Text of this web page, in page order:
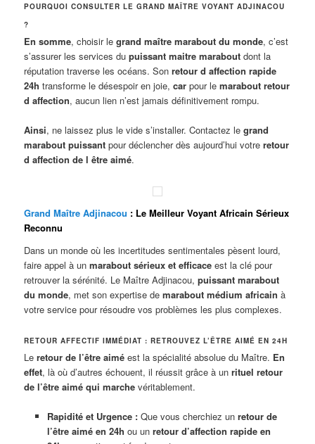
POURQUOI CONSULTER LE GRAND MAÎTRE VOYANT ADJINACOU
?
En somme, choisir legrand maître marabout du monde, c’est
s’assurer les services dupuissant maitre marabout dont la
réputation traverse les océans. Sonretour d affection rapide
24h transforme le désespoir en joie,car pour lemarabout retour
d affection, aucun lien n’est jamais définitivement rompu.
Ainsi, ne laissez plus le vide s’installer. Contactez legrand
marabout puissant pour déclencher dès aujourd’hui votreretour
d affection de l être aimé.
Grand Maître Adjinacou : Le Meilleur Voyant Africain Sérieux
Reconnu
Dans un monde où les incertitudes sentimentales pèsent lourd,
faire appel à unmarabout sérieux et efficace est la clé pour
retrouver la sérénité. Le Maître Adjinacou,puissant marabout
du monde, met son expertise demarabout médium africain à
votre service pour résoudre vos problèmes les plus complexes.
RETOUR AFFECTIF IMMÉDIAT : RETROUVEZ L’ÊTRE AIMÉ EN 24H
Leretour de l’être aimé est la spécialité absolue du Maître. En
effet, là où d’autres échouent, il réussit grâce à unrituel retour
de l’être aimé qui marche véritablement.
Rapidité et Urgence :Que vous cherchiez un retour de
l’être aimé en 24h ou un retour d’affection rapide en